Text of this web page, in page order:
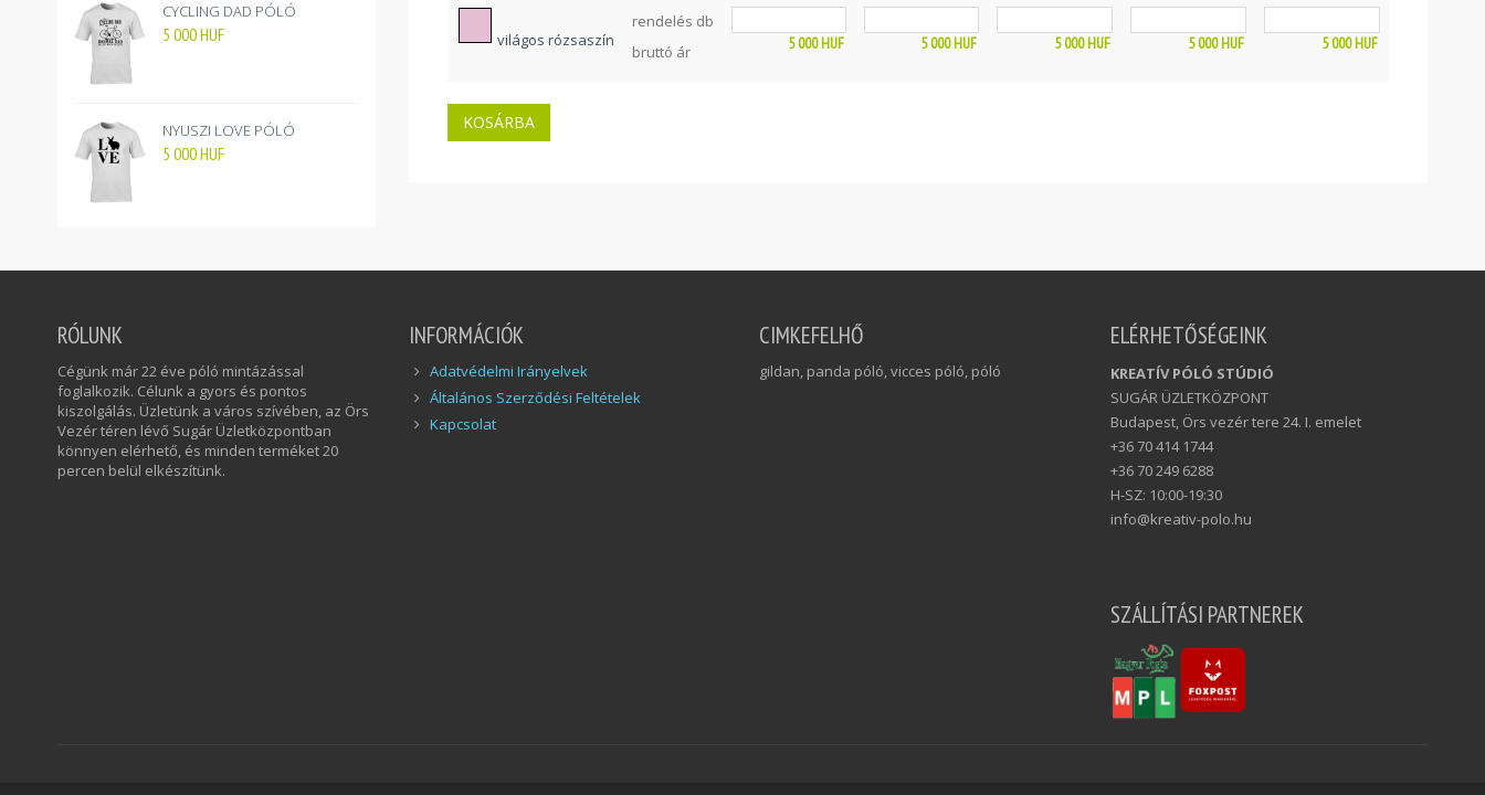
CYCLING DAD PÓLÓ
5 000HUF
NYUSZI LOVE PÓLÓ
5 000HUF
világos rózsaszín
rendelés db
bruttó ár
5 000HUF 5 000HUF 5 000HUF 5 000HUF 5 000HUF
RÓLUNK
Cégünk már 22 éve póló mintázással
foglalkozik. Célunk a gyors és pontos
kiszolgálás. Üzletünk a város szívében, az Örs
Vezér téren lévő Sugár Üzletközpontban
könnyen elérhető, és minden terméket 20
percen belül elkészítünk.
INFORMÁCIÓK
Adatvédelmi Irányelvek
Általános Szerződési Feltételek
Kapcsolat
CIMKEFELHŐ
gildan, panda póló, vicces póló, póló
ELÉRHETŐSÉGEINK
KREATÍV PÓLÓ STÚDIÓ
SUGÁR ÜZLETKÖZPONT
Budapest, Örs vezér tere 24. I. emelet
+36 70 414 1744
+36 70 249 6288
H-SZ: 10:00-19:30
info@kreativ-polo.hu
SZÁLLÍTÁSI PARTNEREK